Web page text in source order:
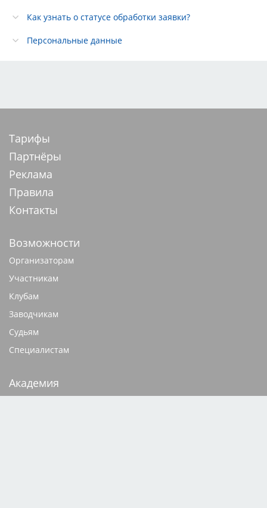
Как узнать о статусе обработки заявки?
Персональные данные
Тарифы
Партнёры
Реклама
Правила
Контакты
Возможности
Организаторам
Участникам
Клубам
Заводчикам
Судьям
Специалистам
Академия